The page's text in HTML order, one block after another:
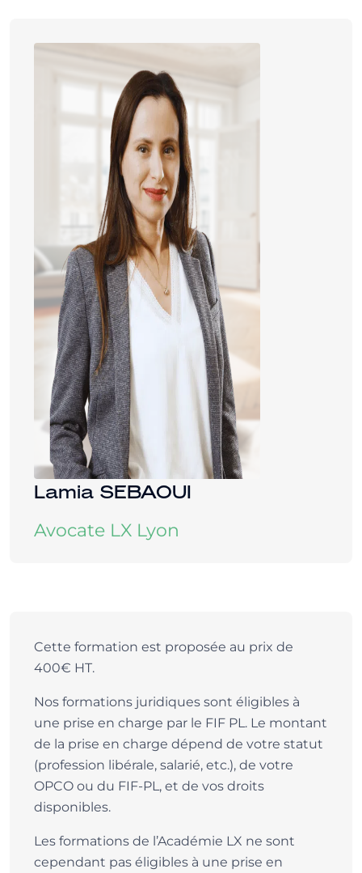
Lamia SEBAOUI
Avocate LX Lyon
Cette formation est proposée au prix de
400€ HT.
Nos formations juridiques sont éligibles à
une prise en charge par le FIF PL. Le montant
de la prise en charge dépend de votre statut
(profession libérale, salarié, etc.), de votre
OPCO ou du FIF-PL, et de vos droits
disponibles.
Les formations de l’Académie LX ne sont
cependant pas éligibles à une prise en